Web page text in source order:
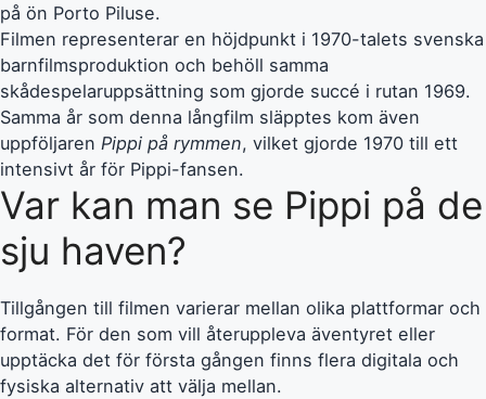
på ön Porto Piluse.
Filmen representerar en höjdpunkt i 1970-talets svenska
barnfilmsproduktion och behöll samma
skådespelaruppsättning som gjorde succé i rutan 1969.
Samma år som denna långfilm släpptes kom även
uppföljaren Pippi på rymmen, vilket gjorde 1970 till ett
intensivt år för Pippi-fansen.
Var kan man se Pippi på de
sju haven?
Tillgången till filmen varierar mellan olika plattformar och
format. För den som vill återuppleva äventyret eller
upptäcka det för första gången finns flera digitala och
fysiska alternativ att välja mellan.